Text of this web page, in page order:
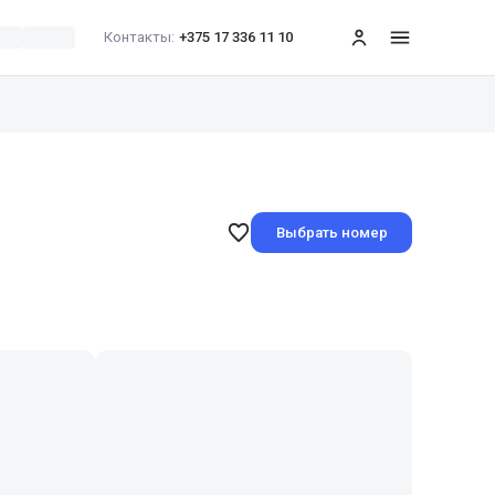
Контакты: +375 17 336 11 10 меню
Выбрать номер